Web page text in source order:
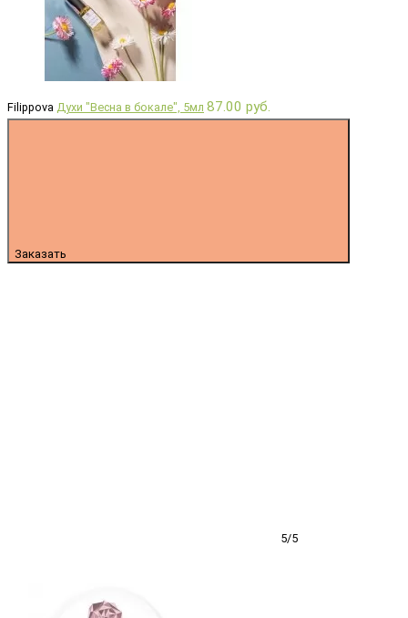
Filippova Духи "Весна в бокале", 5мл 87.00 руб.
Заказать
5/5